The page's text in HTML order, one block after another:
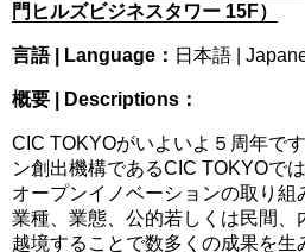
門ヒルズビジネスタワー 15F）
言語 | Language： 日本語 |
概要 | Descriptions：
CIC TOKYOがいよいよ５周年で
ン創出機構であるCIC TOKYOで
オープンイノベーションの取り
業種、業態、公的若しくは民間、
越境することで数多くの成果を生